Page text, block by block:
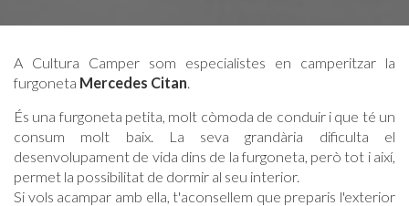
A Cultura Camper som especialistes en camperitzar la
furgoneta Mercedes Citan
És una furgoneta petita, molt còmoda de conduir i que té un
consum molt baix. La seva grandària dificulta el
desenvolupament de vida dins de la furgoneta, però tot i així,
permet la possibilitat de dormir al seu interior.
Si vols acampar amb ella, t'aconsellem que preparis l'exterior